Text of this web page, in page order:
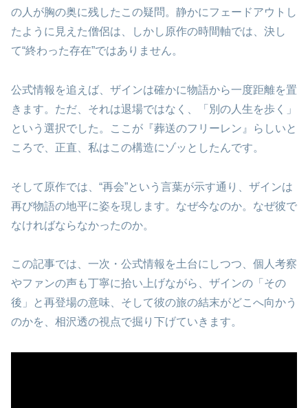
の人が胸の奥に残したこの疑問。静かにフェードアウトし
たように見えた僧侶は、しかし原作の時間軸では、決し
て“終わった存在”ではありません。
公式情報を追えば、ザインは確かに物語から一度距離を置
きます。ただ、それは退場ではなく、「別の人生を歩く」
という選択でした。ここが『葬送のフリーレン』らしいと
ころで、正直、私はこの構造にゾッとしたんです。
そして原作では、“再会”という言葉が示す通り、ザインは
再び物語の地平に姿を現します。なぜ今なのか。なぜ彼で
なければならなかったのか。
この記事では、一次・公式情報を土台にしつつ、個人考察
やファンの声も丁寧に拾い上げながら、ザインの「その
後」と再登場の意味、そして彼の旅の結末がどこへ向かう
のかを、相沢透の視点で掘り下げていきます。